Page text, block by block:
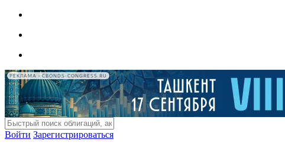
РЕКЛАМА • CBONDS-CONGRESS.RU
Войти Зарегистрироваться